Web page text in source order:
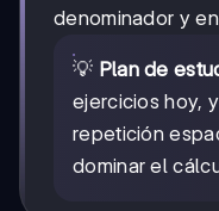
+
2
denominador y
💡 Plan de
ejercicios hoy,
repetición
dominar el